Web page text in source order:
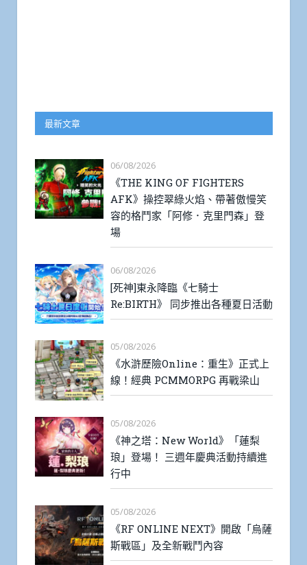
最新文章
06/08/2026
《THE KING OF FIGHTERS
AFK》操控翠綠火焰、帶著傲慢笑
容的格鬥家「阿修．克里門森」登
場
06/08/2026
[死神]東永降臨《七騎士
Re:BIRTH》 同步推出各種夏日活動
05/08/2026
《水滸歷險Online：重生》正式上
線！經典 PCMMORPG 再戰梁山
05/08/2026
《神之塔：New World》「蓮梨
琅」登場！ 三週年慶典活動持續進
行中
05/08/2026
《RF ONLINE NEXT》開啟「烏薩
斯戰區」及全新戰鬥內容